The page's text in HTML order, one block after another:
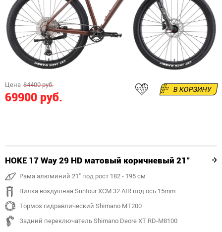
Цена 84400 руб.
69900 руб.
В КОРЗИНУ
HOKE 17 Way 29 HD матовый коричневый 21"
Рама алюминий 21" под рост 182 - 195 см
Вилка воздушная Suntour XCM 32 AIR под ось 15mm
Тормоз гидравлический Shimano MT200
Задний переключатель Shimano Deore XT RD-M8100